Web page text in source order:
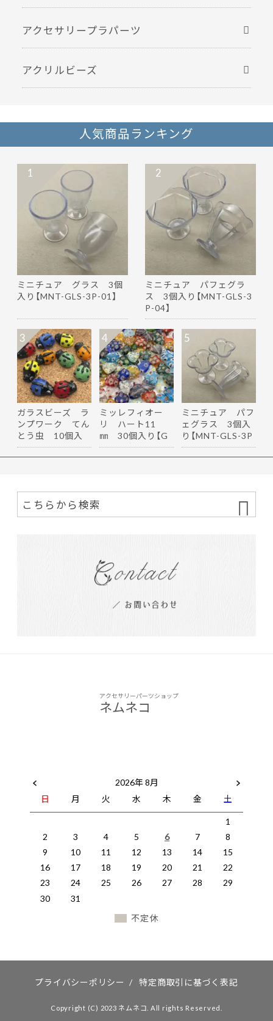
アクセサリープラパーツ
アクリルビーズ
人気商品ランキング
ミニチュア グラス 3個
入り【MNT-GLS-3P-01】
1
ミニチュア パフェグラ
ス 3個入り【MNT-GLS-3
P-04】
2
ガラスビーズ ラ
ンプワーク てん
とう虫 10個入
り【GB-…
3
ミッレフィオー
リ ハート11
㎜ 30個入り【G
B-ｍｆ-h11】
4
ミニチュア パフ
ェグラス 3個入
り【MNT-GLS-3P
-05】
5
アクセサリーパーツショップ
ネムネコ
2026年 8月
日
月 火 水 木 金
土
1
2
3 4 5 6 7
8
9
10 11 12 13 14
15
16
17 18 19 20 21
22
23
24 25 26 27 28
29
30
31
不定休
プライバシーポリシー / 特定商取引に基づく表記
Copyright (C) 2023 ネムネコ. All rights Reserved.